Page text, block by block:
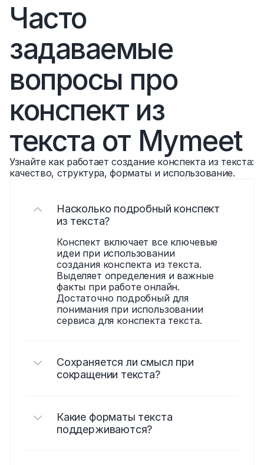
Часто
задаваемые
вопросы про
конспект из
текста от Mymeet
Узнайте как работает создание конспекта из текста:
качество, структура, форматы и использование.
Насколько подробный конспект
из текста?
Конспект включает все ключевые
идеи при использовании
создания конспекта из текста.
Выделяет определения и важные
факты при работе онлайн.
Достаточно подробный для
понимания при использовании
сервиса для конспекта текста.
Сохраняется ли смысл при
сокращении текста?
Какие форматы текста
поддерживаются?